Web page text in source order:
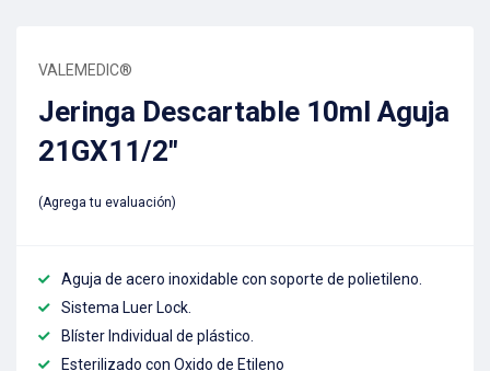
VALEMEDIC®
Jeringa Descartable 10ml Aguja
21GX11/2″
Agrega tu evaluación
Aguja de acero inoxidable con soporte de polietileno.
Sistema Luer Lock.
Blíster Individual de plástico.
Esterilizado con Oxido de Etileno